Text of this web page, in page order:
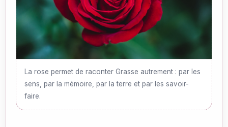
La rose permet de raconter Grasse autrement : par les
sens, par la mémoire, par la terre et par les savoir-
faire.